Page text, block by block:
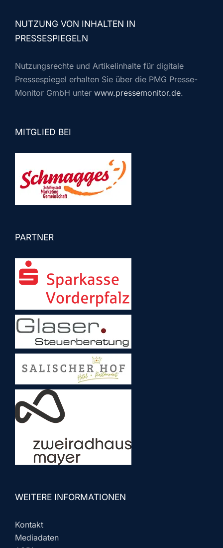
NUTZUNG VON INHALTEN IN
PRESSESPIEGELN
Nutzungsrechte und Artikelinhalte für digitale
Pressespiegel erhalten Sie über die PMG Presse-
Monitor GmbH unter www.pressemonitor.de.
MITGLIED BEI
PARTNER
WEITERE INFORMATIONEN
Kontakt
Mediadaten